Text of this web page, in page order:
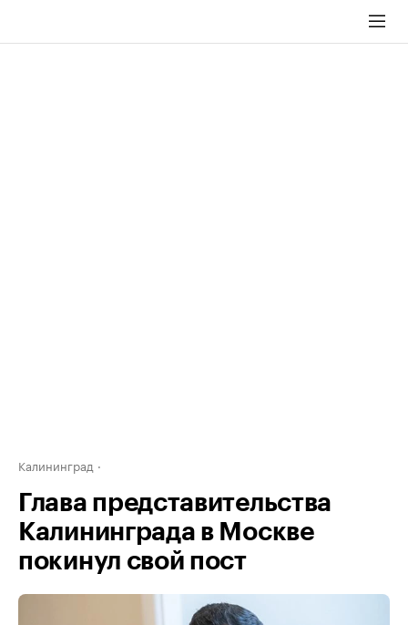
Калининград
Глава представительства
Калининграда в Москве
покинул свой пост